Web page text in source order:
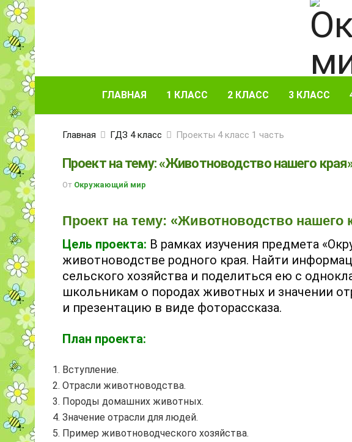
ГЛАВНАЯ 1 КЛАСС 2 КЛАСС 3 КЛАСС
Главная ГДЗ 4 класс Проекты 4 класс 1 часть
Проект на тему: «Животноводство нашего
От Окружающий мир
Проект на тему: «Животноводство нашего
Цель проекта: В рамках изучения предмета
животноводстве родного края. Найти
сельского хозяйства и поделиться ею с
школьникам о породах животных и значении
и презентацию в виде фоторассказа.
План проекта:
Вступление.
Отрасли животноводства.
Породы домашних животных.
Значение отрасли для людей.
Пример животноводческого хозяйства.